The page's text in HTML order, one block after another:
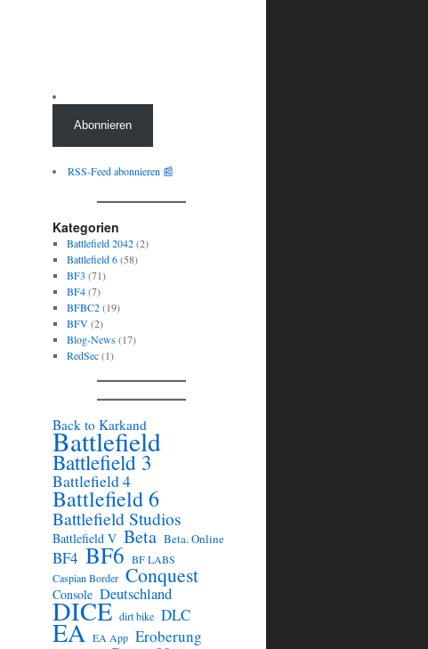
Abonnieren
RSS-Feed abonnieren 📰
Kategorien
Battlefield 2042(2)
Battlefield 6(58)
BF3 (71)
BF4(7)
BFBC2(19)
BFV(2)
Blog-News(17)
RedSec(1)
Back to Karkand
Battlefield
Battlefield 3
Battlefield 4
Battlefield 6
Battlefield Studios
Battlefield V Beta Beta. Online
BF4 BF6 BF LABS
Caspian Border Conquest
Console Deutschland
DICE dirt bike DLC
EA EA App Eroberung